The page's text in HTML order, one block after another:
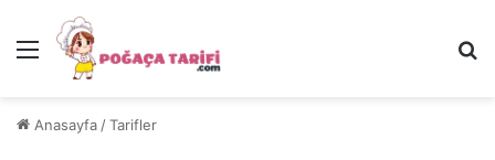
Menü
Anasayfa /Tarifler